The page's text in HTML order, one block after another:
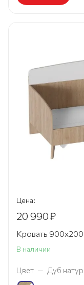
Цена:
20 990₽
Кровать
В наличии
Цвет — Дуб